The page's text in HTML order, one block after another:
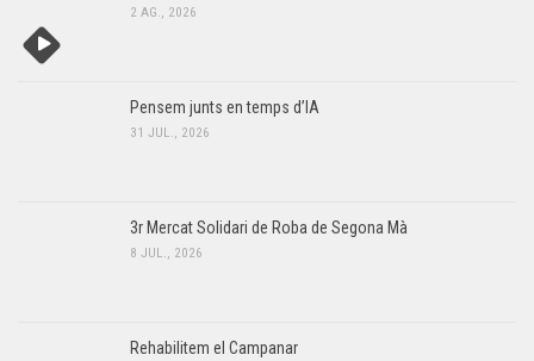
2 AG., 2026
Pensem junts en temps d’IA
31 JUL., 2026
3r Mercat Solidari de Roba de Segona Mà
8 JUL., 2026
Rehabilitem el Campanar